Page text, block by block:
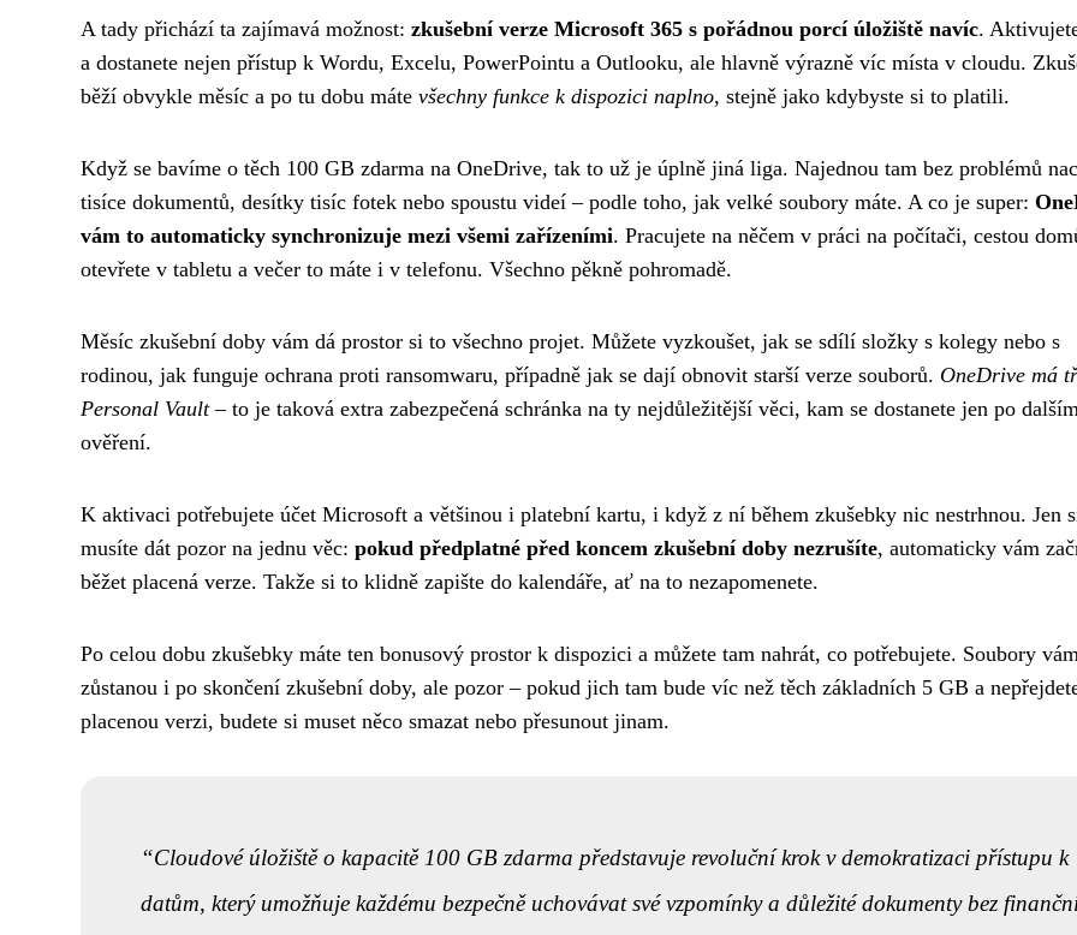
A tady přichází ta zajímavá možnost: zkušební verze Microsoft 365 s pořádnou porcí úložiště navíc.
a dostanete nejen přístup k Wordu, Excelu, PowerPointu a Outlooku, ale hlavně výrazně víc místa v cloudu.
běží obvykle měsíc a po tu dobu máte všechny funkce k dispozici naplno, stejně jako kdybyste si to platili.
Když se bavíme o těch 100 GB zdarma na OneDrive, tak to už je úplně jiná liga. Najednou tam bez problémů
tisíce dokumentů, desítky tisíc fotek nebo spoustu videí – podle toho, jak velké soubory máte. A co je super:
vám to automaticky synchronizuje mezi všemi zařízeními. Pracujete na něčem v práci na počítači, cestou
otevřete v tabletu a večer to máte i v telefonu. Všechno pěkně pohromadě.
Měsíc zkušební doby vám dá prostor si to všechno projet. Můžete vyzkoušet, jak se sdílí složky s kolegy nebo s
rodinou, jak funguje ochrana proti ransomwaru, případně jak se dají obnovit starší verze souborů. OneDrive má
Personal Vault– to je taková extra zabezpečená schránka na ty nejdůležitější věci, kam se dostanete jen po dalším
ověření.
K aktivaci potřebujete účet Microsoft a většinou i platební kartu, i když z ní během zkušebky nic nestrhnou. Jen
musíte dát pozor na jednu věc: pokud předplatné před koncem zkušební doby nezrušíte, automaticky vám
běžet placená verze. Takže si to klidně zapište do kalendáře, ať na to nezapomenete.
Po celou dobu zkušebky máte ten bonusový prostor k dispozici a můžete tam nahrát, co potřebujete. Soubory
zůstanou i po skončení zkušební doby, ale pozor – pokud jich tam bude víc než těch základních 5 GB a
placenou verzi, budete si muset něco smazat nebo přesunout jinam.
Cloudové úložiště o kapacitě 100 GB zdarma představuje revoluční krok v demokratizaci přístupu k
datům, který umožňuje každému bezpečně uchovávat své vzpomínky a důležité dokumenty bez